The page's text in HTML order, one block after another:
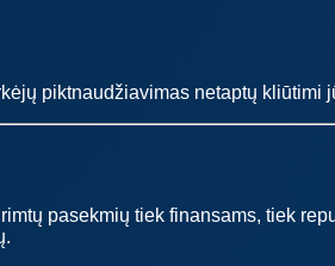
piktnaudžiavimas netaptų kliūtimi
pasekmių tiek finansams, tiek